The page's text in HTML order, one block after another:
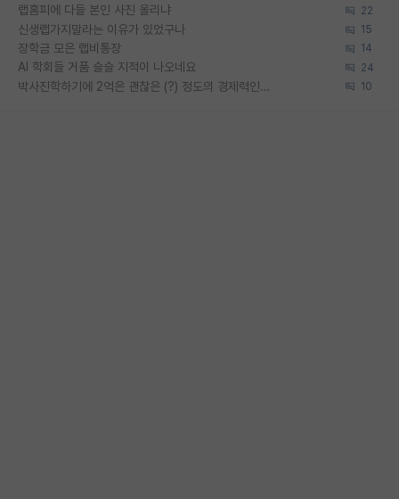
랩홈피에 다들 본인 사진 올리냐 22
신생랩가지말라는 이유가 있었구나 15
장학금 모은 랩비통장 14
AI 학회들 거품 슬슬 지적이 나오네요 24
박사진학하기에 2억은 괜찮은 (?) 정도의 경제력인가요 10